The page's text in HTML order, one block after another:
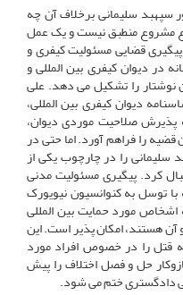
سپهبد سلیمانی برخلاف آن چه
مشروع منطبق نیست و یک عمل
قضایی مسئولیت کیفری و
در دیوان کیفری بین المللی و
نوشتار را تشکیل می دهد. علی
دیوان کیفری بین المللی،
پذیرش صلاحیت موردی دیوان،
را فراهم آورد. اما حتی در
سلیمانی را در چارچوب یکی از
کرد. پیگیری مسئولیت مدنی
توسل به کنوانسیون نیویورک
مورد حمایت بین المللی
آن هستند، امکان پذیر است. این
قتل را در خصوص افراد مورد
حل و فصل اختلاف را پیش
دادگستری ختم می شود.